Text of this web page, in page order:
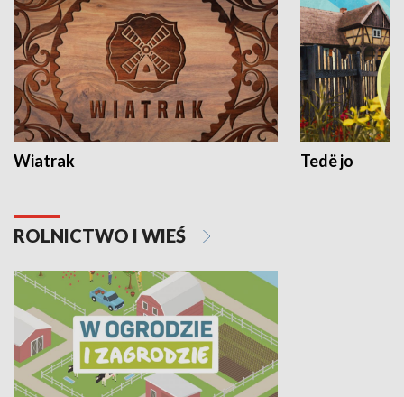
Wiatrak Tedë jo
ROLNICTWO I WIEŚ